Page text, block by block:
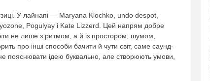
У лайнапі — Maryana Klochko, undo despot,
Pogulyay і Kate Lizzerd. Цей напрям добре
не лише з ритмом, а й із простором, шумом,
про інші способи бачити й чути світ, саме саунд-
пояснювати ідею буквально, але створюють умови,